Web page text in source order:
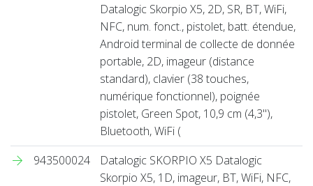
Datalogic Skorpio X5, 2D, SR, BT, WiFi,
NFC, num. fonct., pistolet, batt. étendue,
Android terminal de collecte de donnée
portable, 2D, imageur (distance
standard), clavier (38 touches,
numérique fonctionnel), poignée
pistolet, Green Spot, 10,9 cm (4,3''),
Bluetooth, WiFi (
943500024
Datalogic SKORPIO X5 Datalogic
Skorpio X5, 1D, imageur, BT, WiFi, NFC,